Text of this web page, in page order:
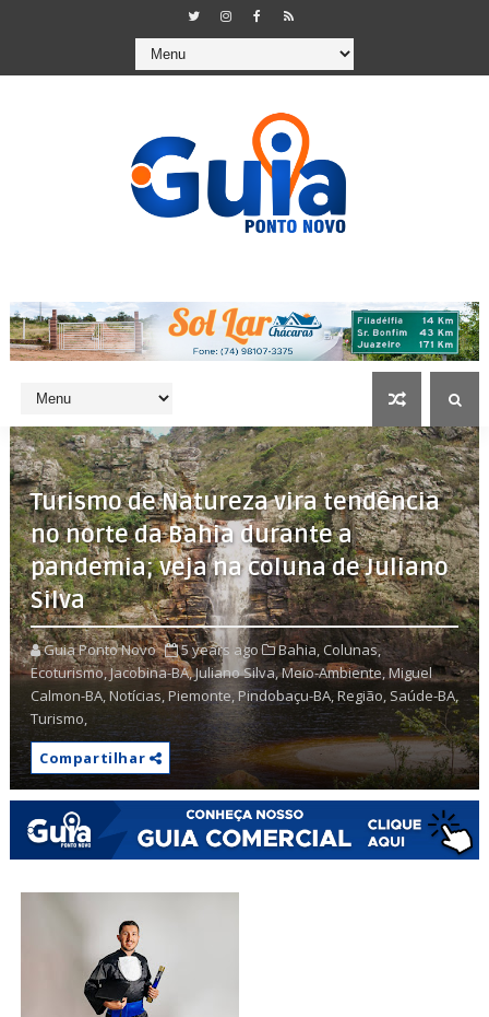
Turismo de Natureza vira tendência
no norte da Bahia durante a
pandemia; veja na coluna de Juliano
Silva
Guia Ponto Novo 5 years ago Bahia, Colunas,
Ecoturismo,Jacobina-BA,Juliano Silva,Meio-Ambiente,Miguel
Calmon-BA,Notícias,Piemonte,Pindobaçu-BA,Região, Saúde-BA,
Turismo,
Compartilhar